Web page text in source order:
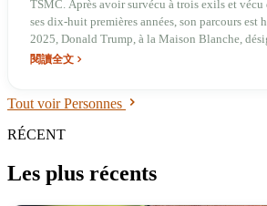
TSMC. Après avoir survécu à trois exils et
ses dix-huit premières années, son parcours est
2025, Donald Trump, à la Maison Blanche,
Morris Chang, Wei Jھی-jia, comme « l'homme le plus important de
les pénuries d'eau et d'électricité, s'est construit
l'incertitude plane sur la capacité de l'île à en
閱讀全文
Tout voir Personnes
RÉCENT
Les plus récents